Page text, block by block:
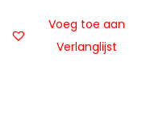
Voeg toe aan
Verlanglijst